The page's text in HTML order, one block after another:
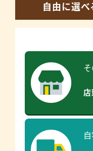
自由に選べ